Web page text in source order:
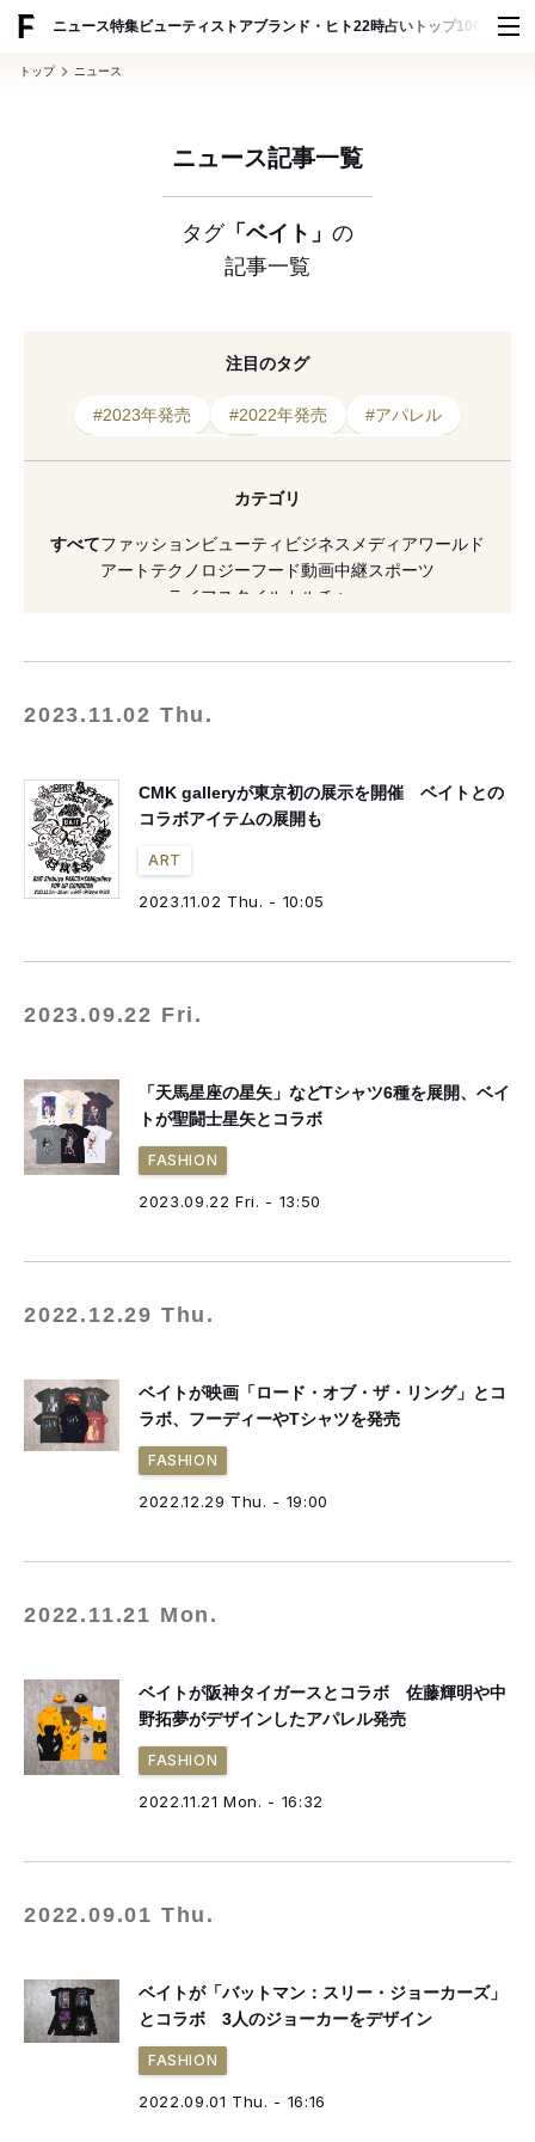
ニュース特集ビューティ ストアブランド・ヒト22時占い トップ100 スナッ
トップ ニュース
ニュース記事一覧
タグ「ベイト」 の
記事一覧
注目のタグ
#2023年発売 #2022年発売
#アパレル
#ポップアップ
#漫画
#2023年開催
#ジョーカー
カテゴリ
すべてファッションビューティ ビジネス メディアワールド
アート テクノロジーフード動画中継スポーツ
ライフスタイル
カルチャー
2023.11.02 Thu.
CMK galleryが東京初の展示を開催 ベイトとの
コラボアイテムの展開も
ART
2023.11.02 Thu. - 10:05
2023.09.22 Fri.
「天馬星座の星矢」などTシャツ6種を展開、ベイ
トが聖闘士星矢とコラボ
FASHION
2023.09.22 Fri. - 13:50
2022.12.29 Thu.
ベイトが映画「ロード・オブ・ザ・リング」とコ
ラボ、フーディーやTシャツを発売
FASHION
2022.12.29 Thu. - 19:00
2022.11.21 Mon.
ベイトが阪神タイガースとコラボ 佐藤輝明や中
野拓夢がデザインしたアパレル発売
FASHION
2022.11.21 Mon. - 16:32
2022.09.01 Thu.
ベイトが「バットマン：スリー・ジョーカーズ」
とコラボ 3人のジョーカーをデザイン
FASHION
2022.09.01 Thu. - 16:16